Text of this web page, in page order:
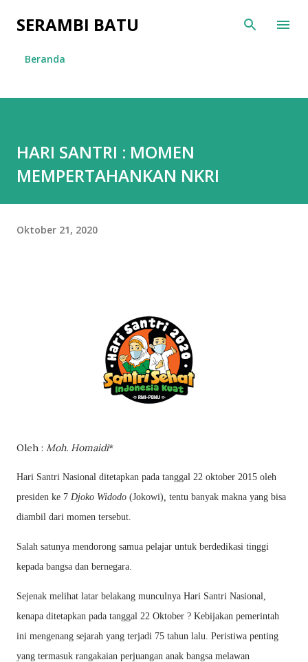
Langsung ke konten utama
SERAMBI BATU
Beranda
HARI SANTRI : MOMEN
MEMPERTAHANKAN NKRI
Oktober 21, 2020
Oleh : Moh. Homaidi*
Hari Santri Nasional ditetapkan pada tanggal 22 oktober 2015 oleh
presiden ke 7 Djoko Widodo (Jokowi), tentu banyak makna yang bisa
diambil dari momen tersebut.
Salah satunya mendorong samua pelajar untuk berdedikasi tinggi
kepada bangsa dan bernegara.
Sejenak melihat latar belakang munculnya Hari Santri Nasional,
kenapa ditetapkan pada tanggal 22 Oktober ? Kebijakan pemerintah
ini mengenang sejarah yang terjadi 75 tahun lalu. Peristiwa penting
yang termasuk rangakaian perjuangan anak bangsa melawan